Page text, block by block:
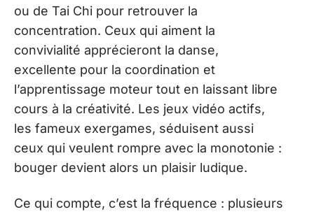
ou de Tai Chi pour retrouver la
concentration. Ceux qui aiment la
convivialité apprécieront la danse,
excellente pour la coordination et
l’apprentissage moteur tout en laissant libre
cours à la créativité. Les jeux vidéo actifs,
les fameux exergames, séduisent aussi
ceux qui veulent rompre avec la monotonie :
bouger devient alors un plaisir ludique.
Ce qui compte, c’est la fréquence : plusieurs